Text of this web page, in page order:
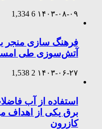
۱۴۰۳-۰۸-۰۹ 6
1,334
آتش‌سوزی طی
۱۴۰۳-۰۶-۲۷ 2
1,538
استفاده از آب
برق یکی از اهداف
کازرون